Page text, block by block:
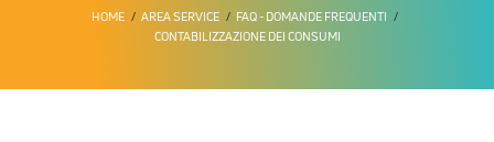
HOME AREA SERVICE
FAQ - DOMANDE FREQUENTI
CONTABILIZZAZIONE DEI CONSUMI